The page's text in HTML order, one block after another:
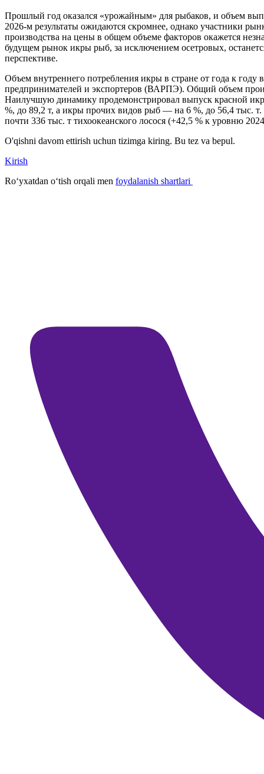
Прошлый год оказался «урожайным» для рыбаков, и объем
2026-м результаты ожидаются скромнее, однако участники
производства на цены в общем объеме факторов окажется
будущем рынок икры рыб, за исключением осетровых,
перспективе.
Объем внутреннего потребления икры в стране от года к году
предпринимателей и экспортеров (ВАРПЭ). Общий объем
Наилучшую динамику продемонстрировал выпуск красной
%, до 89,2 т, а икры прочих видов рыб — на 6 %, до 56,4 тыс.
почти 336 тыс. т тихоокеанского лосося (+42,5 % к уровню
O'qishni davom ettirish uchun tizimga kiring. Bu tez va bepul.
Kirish
Roʻyxatdan oʻtish orqali men foydalanish shartlari